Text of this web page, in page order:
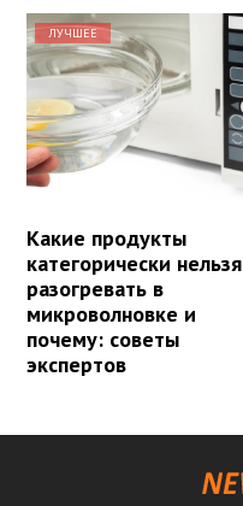
ЛУЧШЕЕ
Какие продукты
категорически нельзя
разогревать в
микроволновке и
почему: советы
экспертов